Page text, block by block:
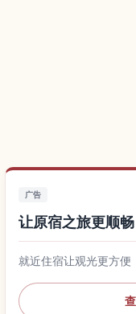
广告
让原宿之旅更顺畅
就近住宿让观光更方便